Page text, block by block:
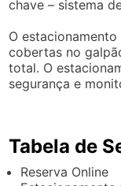
chave – sistema
O
cobertas no
total. O
segurança e
Tabela de
Reserva Online